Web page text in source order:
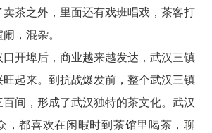
茶之外，里面还有戏班唱戏，茶客打
，混杂。
口开埠后，商业越来越发达，武汉三镇
起来。到抗战爆发前，整个武汉三镇
间，形成了武汉独特的茶文化。武汉
，都喜欢在闲暇时到茶馆里喝茶，聊